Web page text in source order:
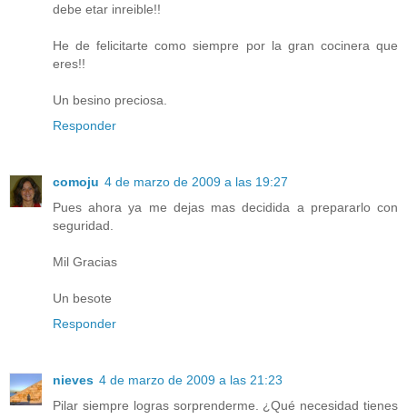
debe etar inreible!!
He de felicitarte como siempre por la gran cocinera que
eres!!
Un besino preciosa.
Responder
comoju 4 de marzo de 2009 a las 19:27
Pues ahora ya me dejas mas decidida a prepararlo con
seguridad.
Mil Gracias
Un besote
Responder
nieves 4 de marzo de 2009 a las 21:23
Pilar siempre logras sorprenderme. ¿Qué necesidad tienes